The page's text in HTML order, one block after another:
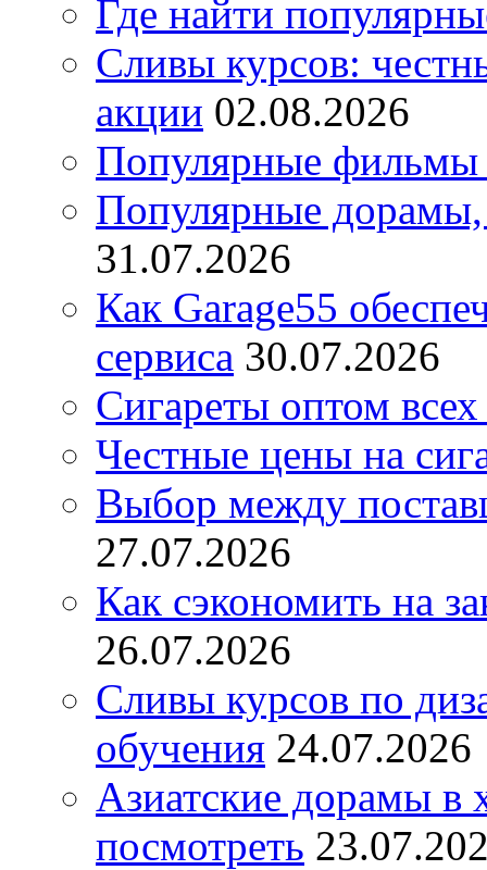
Где найти
Сливы курсов:
акции 02.08.2026
Популярные фильмы
Популярные дорамы,
31.07.2026
Как Garage55
сервиса 30.07.2026
Сигареты оптом
Честные цены на
Выбор между
27.07.2026
Как сэкономить на
26.07.2026
Сливы курсов по
обучения 24.07.2026
Азиатские дорамы в
посмотреть